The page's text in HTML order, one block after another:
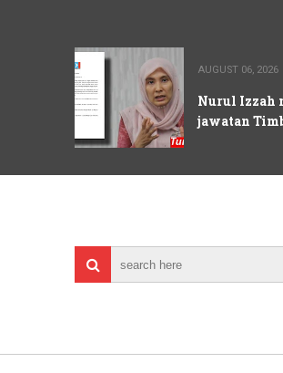
AUGUST 06, 2026
Nurul Izzah
jawatan